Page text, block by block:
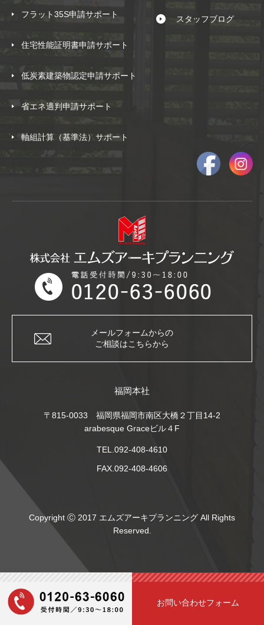
お問い合わせフォーム
フラット35S申請サポート
住宅性能証明書申請サポート
低炭素建築物認定申請サポート
省エネ適判申請サポート
軸組計算（基準法）サポート
スタッフブログ
メールフォームからの
ご相談はこちらから
福岡本社
〒815-0033 福岡県福岡市南区大橋２丁目14-2
arabesque Graceビル４F
TEL.092-408-4610
FAX.092-408-4606
Copyright Ⓒ 2017 エムズアーキプランニング All Rights
Reserved.